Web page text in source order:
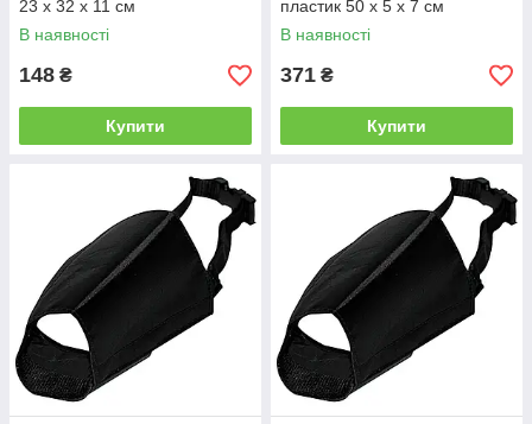
23 х 32 х 11 см
В наявності
148 ₴
Купити
пластик 50 х 5 х 7 см
В наявності
371 ₴
Купити